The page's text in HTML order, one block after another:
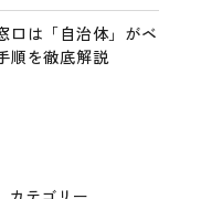
口は「自治体」がベ
順を徹底解説